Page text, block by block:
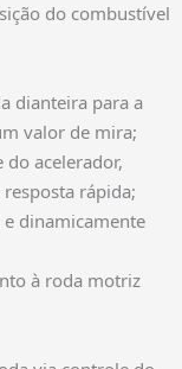
do combustível
dianteira para a
valor de mira;
acelerador,
rápida;
dinamicamente
à roda motriz